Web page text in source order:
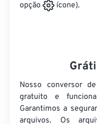
opção
ícone).
Nosso conversor
gratuito e
Garantimos a
arquivos. Os